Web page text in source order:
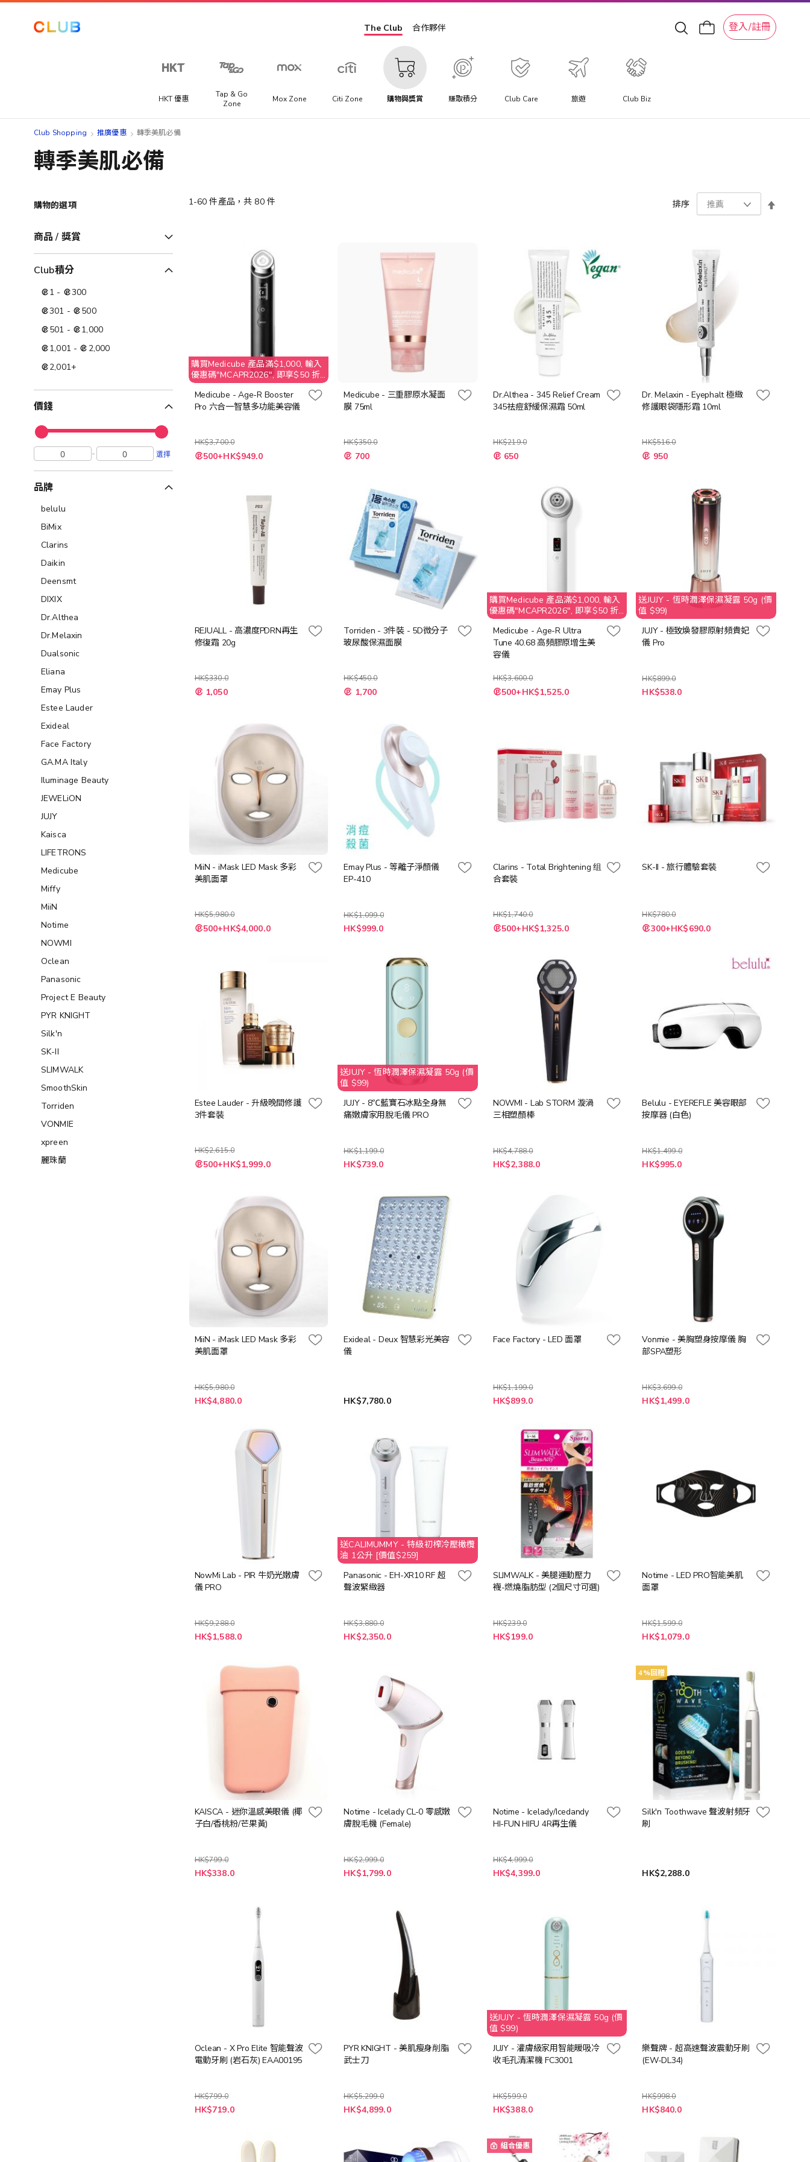
The Club 合作夥伴 登入/註冊
HKT 優惠
Tap & Go
Zone
Mox Zone Citi Zone 購物與獎賞 賺取積分 Club Care 旅遊 Club Biz
Club Shopping 推廣優惠 轉季美肌必備
轉季美肌必備
1-60 件產品，共 80件 排序
購買Medicube 產品滿$1,000, 輸入
優惠碼"MCAPR2026", 即享$50 折
扣
Medicube - Age-R Booster
Pro 六合一智慧多功能美容儀
HK$3,700.0
500+HK$949.0
Medicube - 三重膠原水凝面
膜 75ml
HK$350.0
特
殊 700
Dr.Althea - 345 Relief Cream
345祛痘舒緩保濕霜 50ml
HK$219.0
特
殊 650
Dr. Melaxin - Eyephalt 極緻
修護眼袋隱形霜 10ml
HK$516.0
特
殊 950
REJUALL - 高濃度PDRN再生
修復霜 20g
HK$330.0
特
殊 1,050
Torriden - 3件裝 - 5D微分子
玻尿酸保濕面膜
HK$450.0
特
殊 1,700
購買Medicube 產品滿$1,000, 輸入
優惠碼"MCAPR2026", 即享$50 折
扣
Medicube - Age-R Ultra
Tune 40.68 高頻膠原增生美
容儀
HK$3,600.0
特
殊 500+HK$1,525.0
送JUJY - 恆時潤澤保濕凝露 50g (價
值 $99)
JUJY - 極致煥發膠原射頻貴妃
儀 Pro
HK$899.0
特
殊
HK$538.0
MiiN - iMask LED Mask 多彩
美肌面罩
HK$5,980.0
特
殊 500+HK$4,000.0
Emay Plus - 等離子淨顏儀
EP-410
HK$1,099.0
特
殊
HK$999.0
Clarins - Total Brightening 组
合套裝
HK$1,740.0
特
殊 500+HK$1,325.0
SK-II - 旅行體驗套裝
HK$780.0
特
殊 300+HK$690.0
Estee Lauder - 升級晚間修護
3件套裝
HK$2,615.0
特
殊 500+HK$1,999.0
送JUJY - 恆時潤澤保濕凝露 50g (價
值 $99)
JUJY - 8℃藍寶石冰點全身無
痛嫩膚家用脫毛儀 PRO
HK$1,199.0
特
殊
HK$739.0
NOWMI - Lab STORM 漩渦
三相塑顏棒
HK$4,788.0
特
殊
HK$2,388.0
Belulu - EYEREFLE 美容眼部
按摩器 (白色)
HK$1,499.0
特
殊
HK$995.0
MiiN - iMask LED Mask 多彩
美肌面罩
HK$5,980.0
特
殊
HK$4,880.0
Exideal - Deux 智慧彩光美容
儀
HK$7,780.0
Face Factory - LED 面罩
HK$1,199.0
特
殊
HK$899.0
Vonmie - 美胸塑身按摩儀 胸
部SPA塑形
HK$3,699.0
特
殊
HK$1,499.0
NowMi Lab - PIR 牛奶光嫩膚
儀 PRO
HK$9,288.0
特
殊
HK$1,588.0
送CALIMUMMY - 特級初榨冷壓橄欖
油 1公升 [價值$259]
Panasonic - EH-XR10 RF 超
聲波緊緻器
HK$3,880.0
特
殊
HK$2,350.0
SLIMWALK - 美腿運動壓力
襪-燃燒脂肪型 (2個尺寸可選)
HK$239.0
HK$199.0
Notime - LED PRO智能美肌
面罩
HK$1,599.0
特
殊
HK$1,079.0
KAISCA - 迷你溫感美眼儀 (椰
子白/香桃粉/芒果黃)
HK$799.0
HK$338.0
Notime - Icelady CL-0 零感嫩
膚脫毛機 (Female)
HK$2,999.0
特
殊
HK$1,799.0
Notime - Icelady/Icedandy
HI-FUN HIFU 4R再生儀
HK$4,999.0
特
殊
HK$4,399.0
4%回贈
Silk'n Toothwave 聲波射頻牙
刷
HK$2,288.0
Oclean - X Pro Elite 智能聲波
電動牙刷 (岩石灰) EAA00195
HK$799.0
特
殊
HK$719.0
PYR KNIGHT - 美肌瘦身削脂
武士刀
HK$5,299.0
特
殊
HK$4,899.0
送JUJY - 恆時潤澤保濕凝露 50g (價
值 $99)
JUJY - 灌膚級家用智能暖吸冷
收毛孔清潔機 FC3001
HK$599.0
特
殊
HK$388.0
樂聲牌 - 超高速聲波震動牙刷
(EW-DL34)
HK$998.0
特
殊
HK$840.0
組合優惠
購物的選項
商品 / 獎賞
Club積分
1 -
300
301 -
500
501 -
1,000
1,001 -
2,000
2,001+
價錢
- 選擇
品牌
belulu
BiMix
Clarins
Daikin
Deensmt
DIXIX
Dr.Althea
Dr.Melaxin
Dualsonic
Eliana
Emay Plus
Estee Lauder
Exideal
Face Factory
GA.MA Italy
Iluminage Beauty
JEWELiON
JUJY
Kaisca
LIFETRONS
Medicube
Miffy
MiiN
Notime
NOWMI
Oclean
Panasonic
Project E Beauty
PYR KNIGHT
Silk'n
SK-II
SLIMWALK
SmoothSkin
Torriden
VONMIE
xpreen
麗珠蘭